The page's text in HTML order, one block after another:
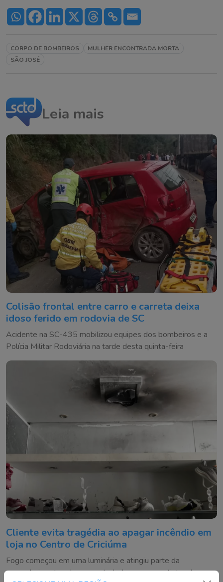
CORPO DE BOMBEIROS
MULHER ENCONTRADA MORTA
SÃO JOSÉ
Leia mais
Colisão frontal entre carro e carreta deixa
idoso ferido em rodovia de SC
Acidente na SC-435 mobilizou equipes dos bombeiros e a
Polícia Militar Rodoviária na tarde desta quinta-feira
Cliente evita tragédia ao apagar incêndio em
loja no Centro de Criciúma
Fogo começou em uma luminária e atingiu parte da
mercadoria antes de ser controlado com um extintor de